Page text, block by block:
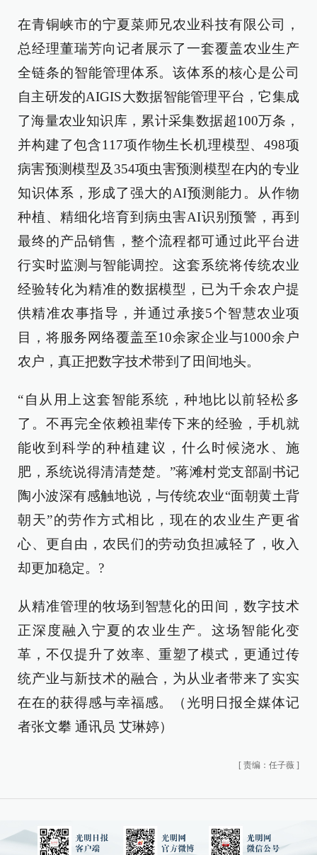
在青铜峡市的宁夏菜师兄农业科技有限公司，
总经理董瑞芳向记者展示了一套覆盖农业生产
全链条的智能管理体系。该体系的核心是公司
自主研发的AIGIS大数据智能管理平台，它集成
了海量农业知识库，累计采集数据超100万条，
并构建了包含117项作物生长机理模型、498项
病害预测模型及354项虫害预测模型在内的专业
知识体系，形成了强大的AI预测能力。从作物
种植、精细化培育到病虫害AI识别预警，再到
最终的产品销售，整个流程都可通过此平台进
行实时监测与智能调控。这套系统将传统农业
经验转化为精准的数据模型，已为千余农户提
供精准农事指导，并通过承接5个智慧农业项
目，将服务网络覆盖至10余家企业与1000余户
农户，真正把数字技术带到了田间地头。
“自从用上这套智能系统，种地比以前轻松多
了。不再完全依赖祖辈传下来的经验，手机就
能收到科学的种植建议，什么时候浇水、施
肥，系统说得清清楚楚。”蒋滩村党支部副书记
陶小波深有感触地说，与传统农业“面朝黄土背
朝天”的劳作方式相比，现在的农业生产更省
心、更自由，农民们的劳动负担减轻了，收入
却更加稳定。?
从精准管理的牧场到智慧化的田间，数字技术
正深度融入宁夏的农业生产。这场智能化变
革，不仅提升了效率、重塑了模式，更通过传
统产业与新技术的融合，为从业者带来了实实
在在的获得感与幸福感。（光明日报全媒体记
者张文攀 通讯员 艾琳婷）
[ 责编：任子薇 ]